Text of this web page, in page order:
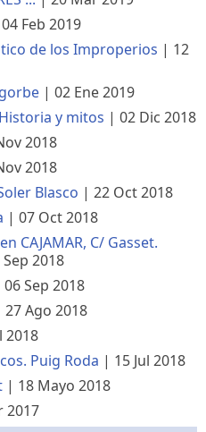
04 Feb 2019
de los Improperios | 12
| 02 Ene 2019
y mitos | 02 Dic 2018
2018
2018
Blasco | 22 Oct 2018
| 07 Oct 2018
CAJAMAR, C/ Gasset.
Sep 2018
06 Sep 2018
27 Ago 2018
2018
Puig Roda | 15 Jul 2018
| 18 Mayo 2018
2017